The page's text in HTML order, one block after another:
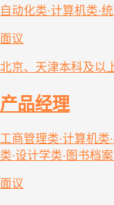
自动化类·计算机类·
面议
北京、天津本科及以
产品经理
工商管理类·计算机类
类·设计学类·图书档
面议